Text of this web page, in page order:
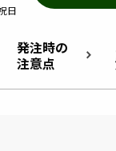
日
発注時の
注意点
keyboard_arrow_right